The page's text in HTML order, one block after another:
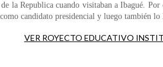
de la Republica cuando visitaban a Ibagué.
candidato presidencial y luego también lo
VER ROYECTO EDUCATIVO